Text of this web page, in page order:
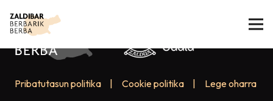
Pribatutasun politika Cookie politika Lege oharra